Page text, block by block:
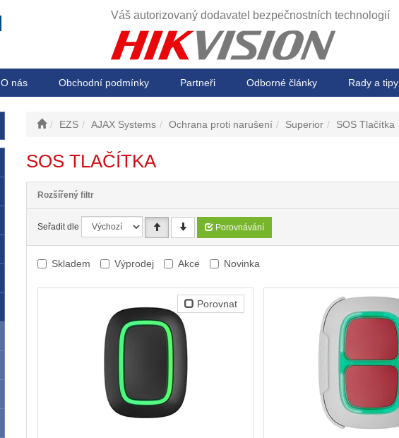
Váš autorizovaný dodavatel bezpečnostních technologií
O nás Obchodní podmínky Partneři Odborné články Rady a tipy
EZS AJAX Systems Ochrana proti narušení Superior SOS Tlačítka
SOS TLAČÍTKA
Rozšířený filtr
Seřadit dle Porovnávání
Skladem Výprodej Akce Novinka
Porovnat